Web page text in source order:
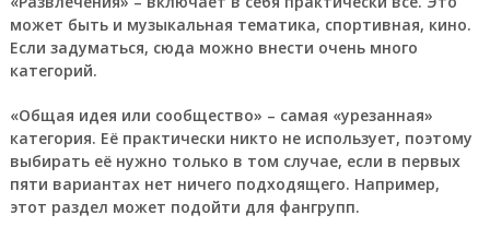
может быть и музыкальная тематика, спортивная, кино.
Если задуматься, сюда можно внести очень много
категорий.
«Общая идея или сообщество» – самая «урезанная»
категория. Её практически никто не использует, поэтому
выбирать её нужно только в том случае, если в первых
пяти вариантах нет ничего подходящего. Например,
этот раздел может подойти для фангрупп.